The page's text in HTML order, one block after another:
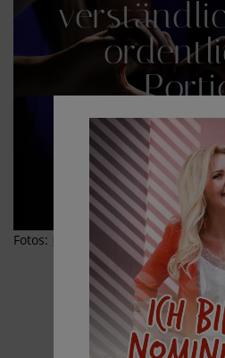
Know-
Fotos: Christine Tropper